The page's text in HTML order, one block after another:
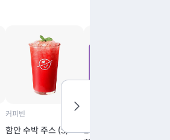
커피빈
함안 수박 주스 (S)
2만원권 [실물카드교